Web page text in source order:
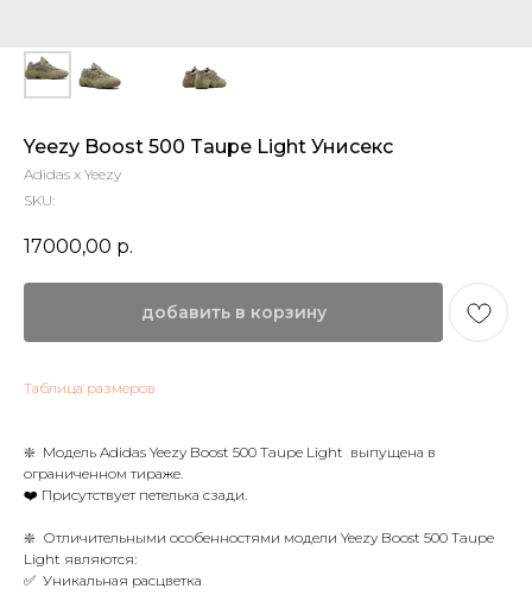
Yeezy Boost 500 Taupe Light Унисекс
Adidas x Yeezy
SKU:
17000,00 р.
добавить в корзину
Таблица размеров
❇️ Модель Adidas Yeezy Boost 500 Taupe Light выпущена в
ограниченном тираже.
❤️ Присутствует петелька сзади.
❇️ Отличительными особенностями модели Yeezy Boost 500 Taupe
Light являются:
✅ Уникальная расцветка